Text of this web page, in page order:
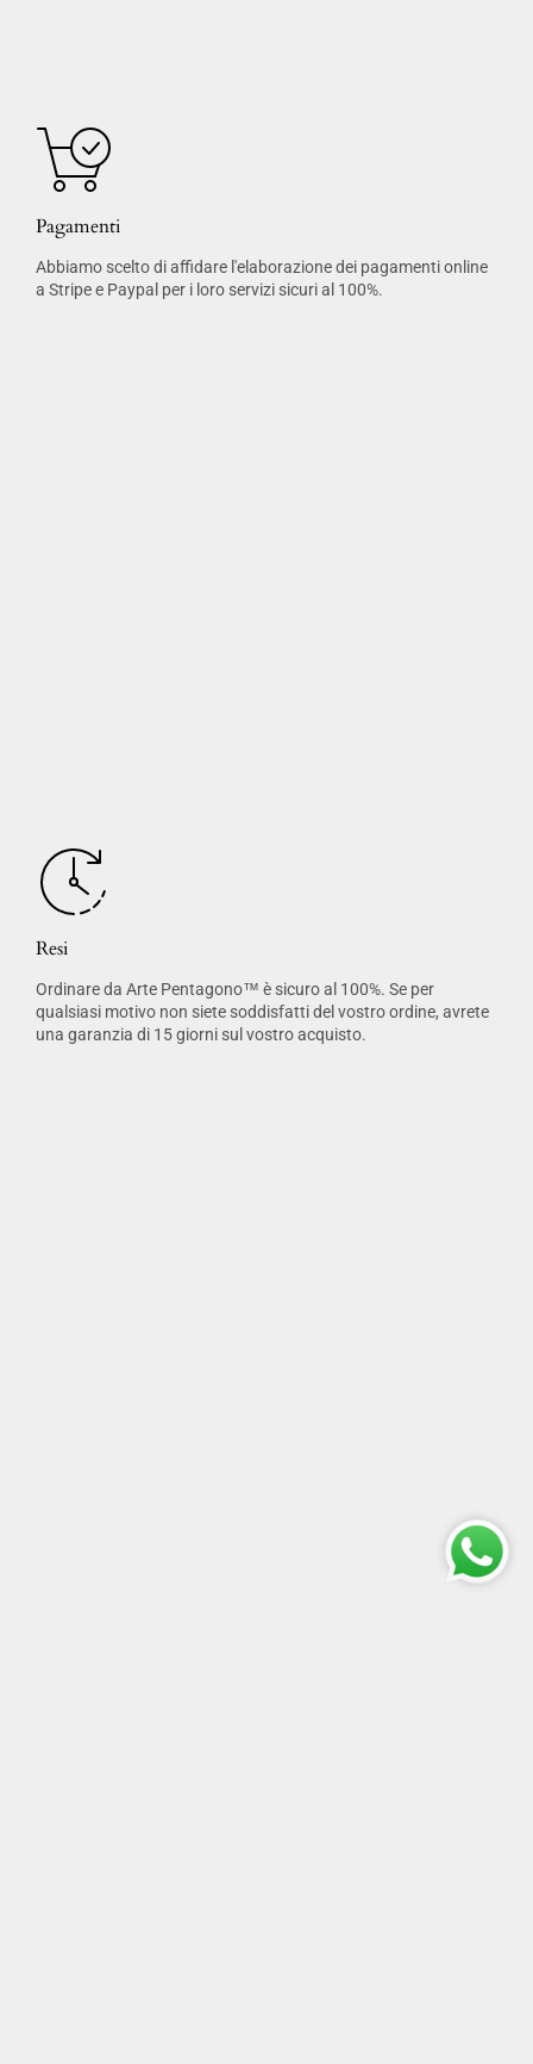
Pagamenti
Abbiamo scelto di affidare l'elaborazione dei pagamenti online
a Stripe e Paypal per i loro servizi sicuri al 100%.
Resi
Ordinare da Arte Pentagono™ è sicuro al 100%. Se per
qualsiasi motivo non siete soddisfatti del vostro ordine, avrete
una garanzia di 15 giorni sul vostro acquisto.